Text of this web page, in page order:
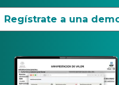
DE UN SOFTWARE DE
Regístrate a una